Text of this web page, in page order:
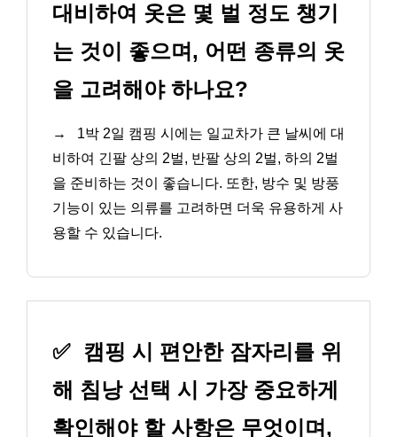
대비하여 옷은 몇 벌 정도 챙기
는 것이 좋으며, 어떤 종류의 옷
을 고려해야 하나요?
→
1박 2일 캠핑 시에는 일교차가 큰 날씨에 대
비하여 긴팔 상의 2벌, 반팔 상의 2벌, 하의 2벌
을 준비하는 것이 좋습니다. 또한, 방수 및 방풍
기능이 있는 의류를 고려하면 더욱 유용하게 사
용할 수 있습니다.
✅ 캠핑 시 편안한 잠자리를 위
해 침낭 선택 시 가장 중요하게
확인해야 할 사항은 무엇이며,